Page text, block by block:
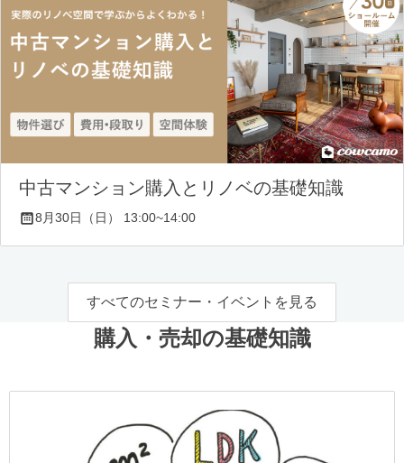
中古マンション購入とリノベの基礎知識
8月30日（日） 13:00~14:00
すべてのセミナー・イベントを見る
購入・売却の基礎知識